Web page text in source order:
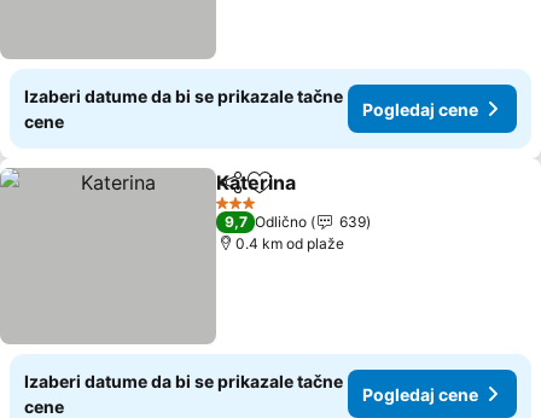
Izaberi datume da bi se prikazale tačne
cene
Pogledaj cene
Deli Dodati u favorite
Katerina
3 Zvezdice
9,7 Odlično
639
0.4 km od plaže
Izaberi datume da bi se prikazale tačne
cene
Pogledaj cene